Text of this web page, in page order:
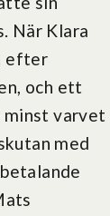
När Klara
efter
och ett
minst varvet
med